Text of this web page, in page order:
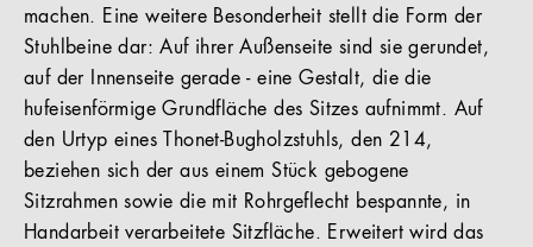
machen. Eine weitere Besonderheit stellt die Form der
Stuhlbeine dar: Auf ihrer Außenseite sind sie gerundet,
auf der Innenseite gerade - eine Gestalt, die die
hufeisenförmige Grundfläche des Sitzes aufnimmt. Auf
den Urtyp eines Thonet-Bugholzstuhls, den 214,
beziehen sich der aus einem Stück gebogene
Sitzrahmen sowie die mit Rohrgeflecht bespannte, in
Handarbeit verarbeitete Sitzfläche. Erweitert wird das